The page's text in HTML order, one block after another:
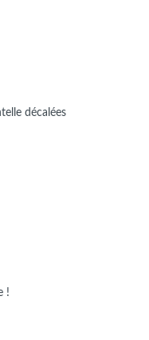
décalées
!